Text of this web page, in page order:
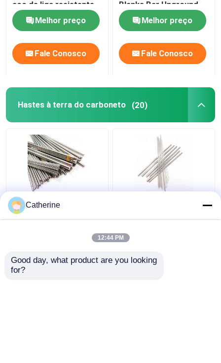
aço de liga resistente
ao calor
Melhor preço
Fale Conosco
Blanks Bar Unground
For
Melhor preço
Fale Conosco
Hastes à terra do carboneto (20)
Carboneto Ros h6 da
terra do tungstênio do
8%/diâmetro 330mm
tungstênio para as
ligas de alumínio
Catherine
12:44 PM
Good day, what product are you looking
for?